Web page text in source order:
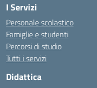
I Servizi
Personale scolastico
Famiglie e studenti
Percorsi di studio
Tutti i servizi
Didattica